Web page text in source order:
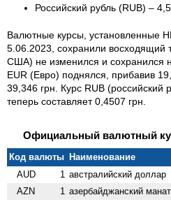
Российский рубль (RUB) –
Валютные курсы, установленные
5.06.2023, сохранили восходящий
США) не изменился и сохранился
EUR (Евро) поднялся, прибавив
39,346 грн. Курс RUB (российский
теперь составляет 0,4507 грн.
Официальный валютный
Код валюты Наименование
AUD
1 австралийский доллар
AZN 1 азербайджанский манат